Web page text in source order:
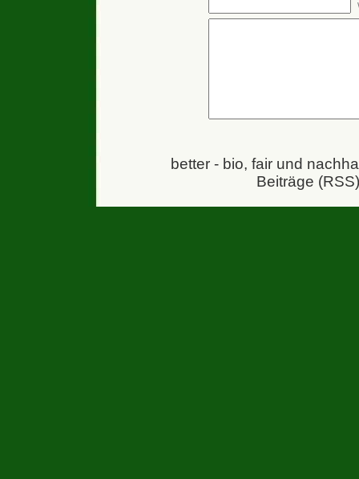
better - bio, fair und
Beiträge (RSS)